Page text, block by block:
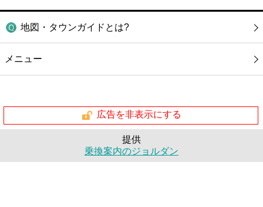
地図・タウンガイドとは?
メニュー
広告を非表示にする
提供
乗換案内のジョルダン